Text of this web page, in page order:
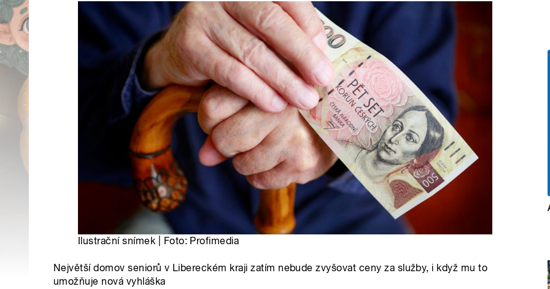
Ilustrační snímek | Foto: Profimedia
Největší domov seniorů v Libereckém kraji zatím nebude zvyšovat ceny za služby, i když mu to
umožňuje nová vyhláška